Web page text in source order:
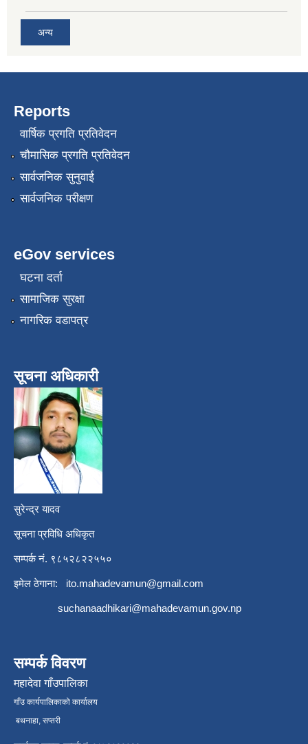
अन्य
Reports
वार्षिक प्रगति प्रतिवेदन
चौमासिक प्रगति प्रतिवेदन
सार्वजनिक सुनुवाई
सार्वजनिक परीक्षण
eGov services
घटना दर्ता
सामाजिक सुरक्षा
नागरिक वडापत्र
सूचना अधिकारी
सुरेन्द्र यादव
सूचना प्रविधि अधिकृत
सम्पर्क नं. ९८५२८२२५५०
इमेल ठेगाना: ito.mahadevamun@gmail.com
suchanaadhikari@mahadevamun.gov.np
सम्पर्क विवरण
महादेवा गाँउपालिका
गाँउ कार्यपालिकाको कार्यालय
बथनाहा, सप्तरी